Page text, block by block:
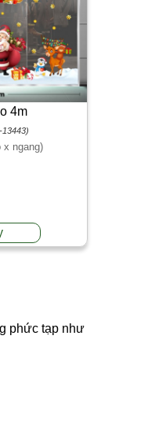
4m
13443)
x ngang)
phức tạp như